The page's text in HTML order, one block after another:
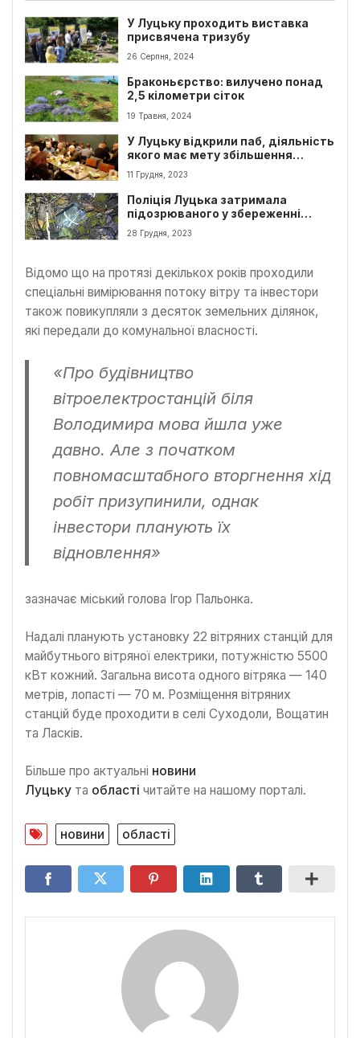
У Луцьку проходить виставка
присвячена тризубу
26 Серпня, 2024
Браконьєрство: вилучено понад
2,5 кілометри сіток
19 Травня, 2024
У Луцьку відкрили паб, діяльність
якого має мету збільшення
коштів для підтримки ЗСУ
11 Грудня, 2023
Поліція Луцька затримала
підозрюваного у збереженні
наркотиків
28 Грудня, 2023
Відомо що на протязі декількох років проходили
спеціальні вимірювання потоку вітру та інвестори
також повикупляли з десяток земельних ділянок,
які передали до комунальної власності.
«Про будівництво
вітроелектростанцій біля
Володимира мова йшла уже
давно. Але з початком
повномасштабного вторгнення хід
робіт призупинили, однак
інвестори планують їх
відновлення»
зазначає міський голова Ігор Пальонка.
Надалі планують установку 22 вітряних станцій для
майбутнього вітряної електрики, потужністю 5500
кВт кожний. Загальна висота одного вітряка — 140
метрів, лопасті — 70 м. Розміщення вітряних
станцій буде проходити в селі Суходоли, Вощатин
та Ласків.
Більше про актуальні новини
Луцьку та області читайте на нашому порталі.
новини області